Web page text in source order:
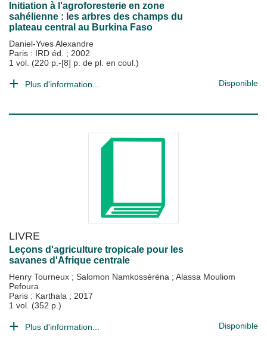
Initiation à l'agroforesterie en zone
sahélienne : les arbres des champs du
plateau central au Burkina Faso
Daniel-Yves Alexandre
Paris : IRD éd. ; 2002
1 vol. (220 p.-[8] p. de pl. en coul.)
Plus d'information... Disponible
LIVRE
Leçons d'agriculture tropicale pour les
savanes d'Afrique centrale
Henry Tourneux ; Salomon Namkosséréna ; Alassa Mouliom
Pefoura
Paris : Karthala ; 2017
1 vol. (352 p.)
Plus d'information... Disponible